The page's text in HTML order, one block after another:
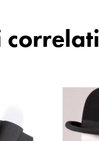
correlati